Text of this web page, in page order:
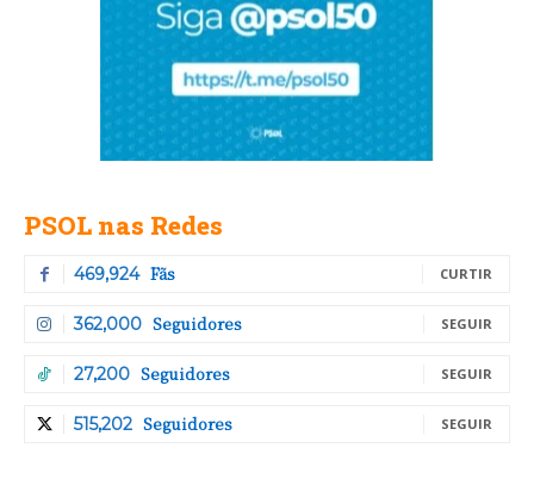
PSOL nas Redes
469,924 Fãs CURTIR
362,000 Seguidores SEGUIR
27,200 Seguidores SEGUIR
515,202 Seguidores SEGUIR